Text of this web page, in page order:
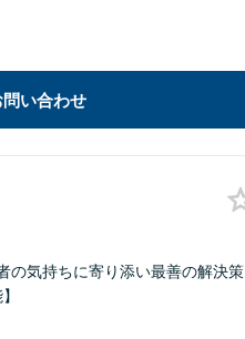
問い合わせ
の気持ちに寄り添い最善の解決策